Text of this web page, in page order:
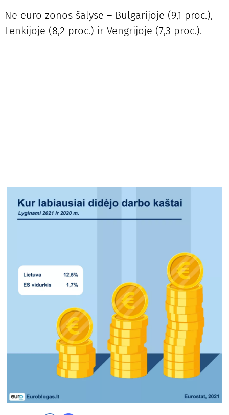
Ne euro zonos šalyse – Bulgarijoje (9,1 proc.),
Lenkijoje (8,2 proc.) ir Vengrijoje (7,3 proc.).